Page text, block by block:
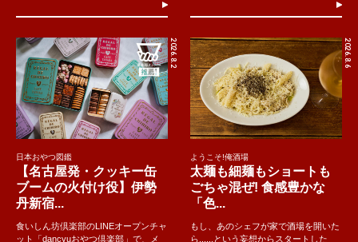
2026.8.2
日本おやつ図鑑
【名古屋発・クッキー缶
ブームの火付け役】伊勢
丹新宿...
食いしん坊倶楽部のLINEオープンチャ
ット「dancyuおやつ倶楽部」で、メ
2026.8.6
ようこそ!俺酒場
太麺も細麺もショートも
ごちゃ混ぜ! 食感豊かな
「色...
もし、あのシェフが家で酒場を開いた
ら......という妄想からスタートした